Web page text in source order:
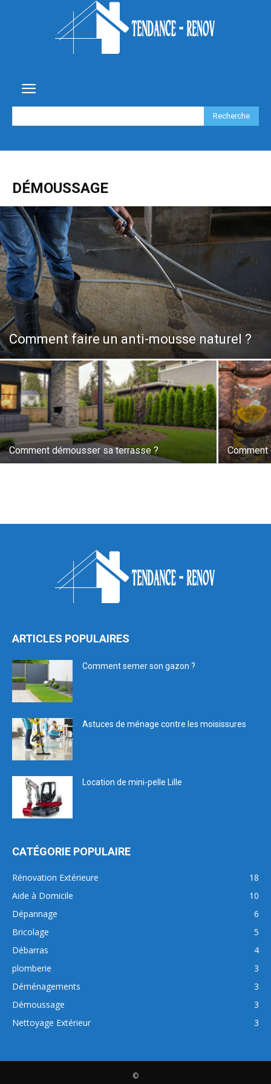
Recherche
DÉMOUSSAGE
Comment faire un anti-mousse naturel ?
Comment démousser sa terrasse ?
ARTICLES POPULAIRES
Comment semer son gazon ?
Astuces de ménage contre les moisissures
Location de mini-pelle Lille
CATÉGORIE POPULAIRE
Rénovation Extérieure
18
Aide à Domicile
10
Dépannage
6
Bricolage
5
Débarras
4
plomberie
3
Déménagements
3
Démoussage
3
Nettoyage Extérieur
3
©